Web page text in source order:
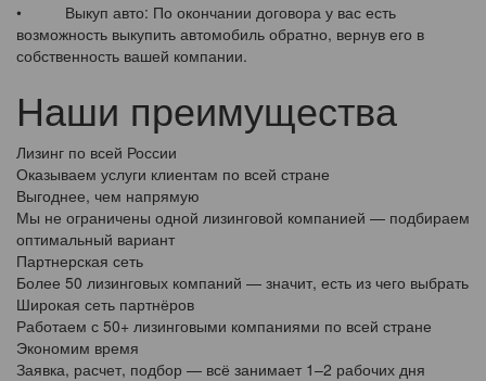
• Выкуп авто: По окончании договора у вас есть
возможность выкупить автомобиль обратно, вернув его в
собственность вашей компании.
Наши преимущества
Лизинг по всей России
Оказываем услуги клиентам по всей стране
Выгоднее, чем напрямую
Мы не ограничены одной лизинговой компанией — подбираем
оптимальный вариант
Партнерская сеть
Более 50 лизинговых компаний — значит, есть из чего выбрать
Широкая сеть партнёров
Работаем с 50+ лизинговыми компаниями по всей стране
Экономим время
Заявка, расчет, подбор — всё занимает 1–2 рабочих дня